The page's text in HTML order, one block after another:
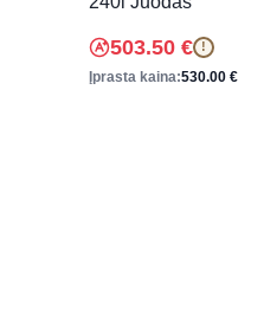
503.50 € !
Įprasta kaina:530.00 €